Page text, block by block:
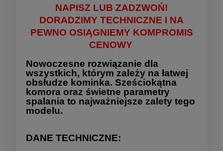
NAPISZ LUB ZADZWOŃ!
DORADZIMY TECHNICZNE I NA
PEWNO OSIĄGNIEMY KOMPROMIS
CENOWY
Nowoczesne rozwiązanie dla
wszystkich, którym zależy na łatwej
obsłudze kominka. Sześciokątna
komora oraz świetne parametry
spalania to najważniejsze zalety tego
modelu.
DANE TECHNICZNE: